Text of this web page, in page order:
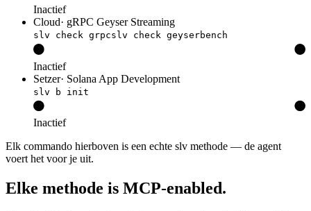
Inactief
Cloud· gRPC Geyser Streaming
slv check grpcslv check geyserbench
Inactief
Setzer· Solana App Development
slv b init
Inactief
Elk commando hierboven is een echte slv methode — de agent
voert het voor je uit.
Elke methode is MCP-enabled.